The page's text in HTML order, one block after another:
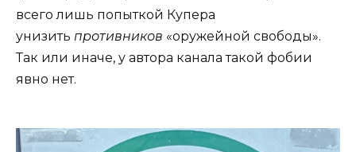
всего лишь попыткой Купера
унизить противников «оружейной свободы».
Так или иначе, у автора канала такой фобии
явно нет.